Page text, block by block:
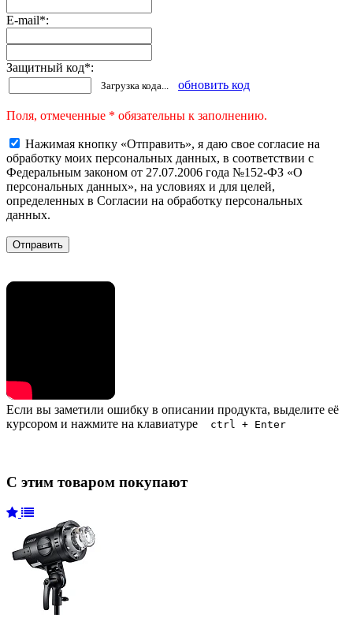
E-mail*:
Защитный код*:
Загрузка кода... обновить код
Поля, отмеченные * обязательны к заполнению.
Нажимая кнопку «Отправить», я даю свое согласие на
обработку моих персональных данных, в соответствии с
Федеральным законом от 27.07.2006 года №152-ФЗ «О
персональных данных», на условиях и для целей,
определенных в Согласии на обработку персональных
данных.
Если вы заметили ошибку в описании продукта, выделите её
курсором и нажмите на клавиатуре
ctrl + Enter
С этим товаром покупают